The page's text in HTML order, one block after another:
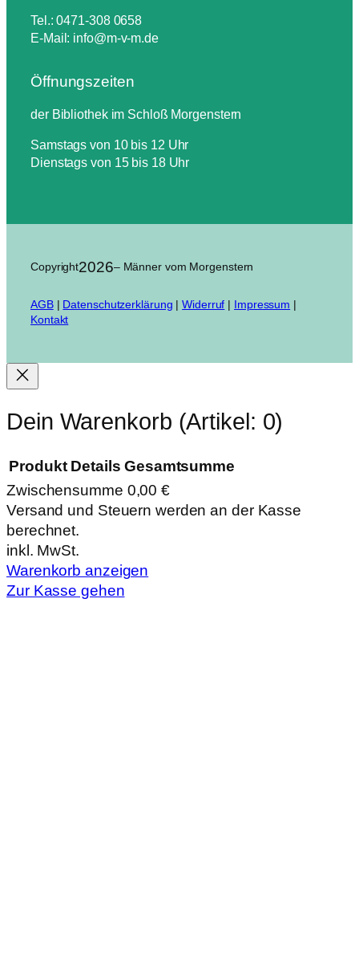
Tel.: 0471-308 0658
E-Mail: info@m-v-m.de
Öffnungszeiten
der Bibliothek im Schloß Morgenstern
Samstags von 10 bis 12 Uhr
Dienstags von 15 bis 18 Uhr
Copyright2026– Männer vom Morgenstern
AGB| Datenschutzerklärung |Widerruf | Impressum |
Kontakt
Dein Warenkorb (Artikel: 0)
Produkte
im
Warenkorb
Produkt Details Gesamtsumme
Zwischensumme 0,00 €
Versand und Steuern werden an der Kasse
berechnet.
inkl. MwSt.
Warenkorb anzeigen
Zur Kasse gehen